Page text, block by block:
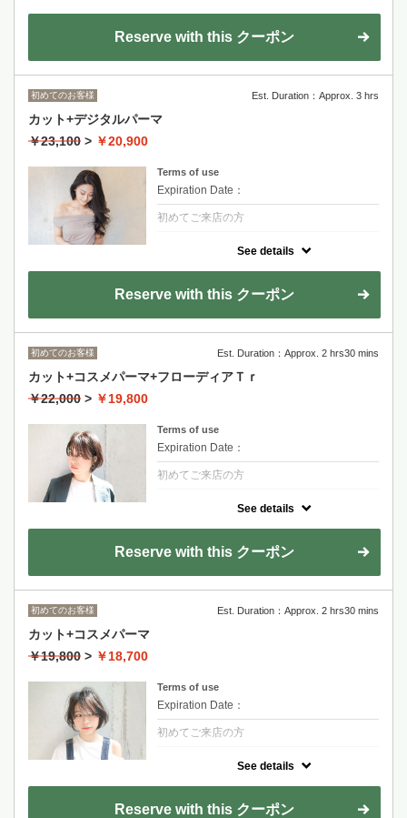
デジタルパーマ】髪質、痛みの状態に合わせ
た細かい薬剤選定。
【傷んだ部分に直接反応する最新バルネイド
剪髮+熱塑燙+FLOWDIA護髮
適合想要簡單整理吹乾繞吹就有型的客人
スタイリスト指名の場合
RYOHEI+2200
Reserve with this クーポン
初めてのお客様 Est. Duration：Approx. 3 hrs
カット+デジタルパーマ
￥23,100 > ￥20,900
Terms of use
Expiration Date：
初めてご来店の方
デジタルパーマ】髪質、痛みの状態に合わせ
た細かい薬剤選定
金山永周+2200
RYOHEI+2200
See details
Reserve with this クーポン
初めてのお客様 Est. Duration：Approx. 2 hrs30 mins
カット+コスメパーマ+フローディアＴｒ
￥22,000 > ￥19,800
Terms of use
Expiration Date：
初めてご来店の方
ステム
ニュアンスや細かい質感を表現するコスメパ
See details
Reserve with this クーポン
初めてのお客様 Est. Duration：Approx. 2 hrs30 mins
カット+コスメパーマ
￥19,800 > ￥18,700
Terms of use
Expiration Date：
初めてご来店の方
単スタイリング
金山永周+2200
See details
Reserve with this クーポン